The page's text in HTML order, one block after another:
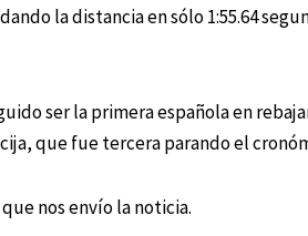
la distancia en sólo 1:55.64
ser la primera española en
que fue tercera parando el
nos envío la noticia.